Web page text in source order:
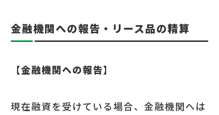
金融機関への報告・リース品の精算
【金融機関への報告】
現在融資を受けている場合、金融機関へは